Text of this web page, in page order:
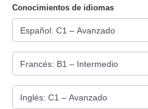
Conocimientos de idiomas